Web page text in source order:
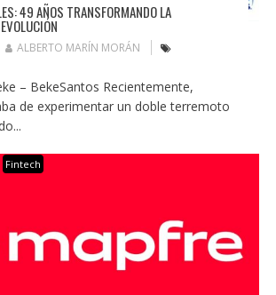
49 AÑOS TRANSFORMANDO LA
ALBERTO MARÍN MORÁN
– BekeSantos Recientemente,
de experimentar un doble terremoto
Fintech